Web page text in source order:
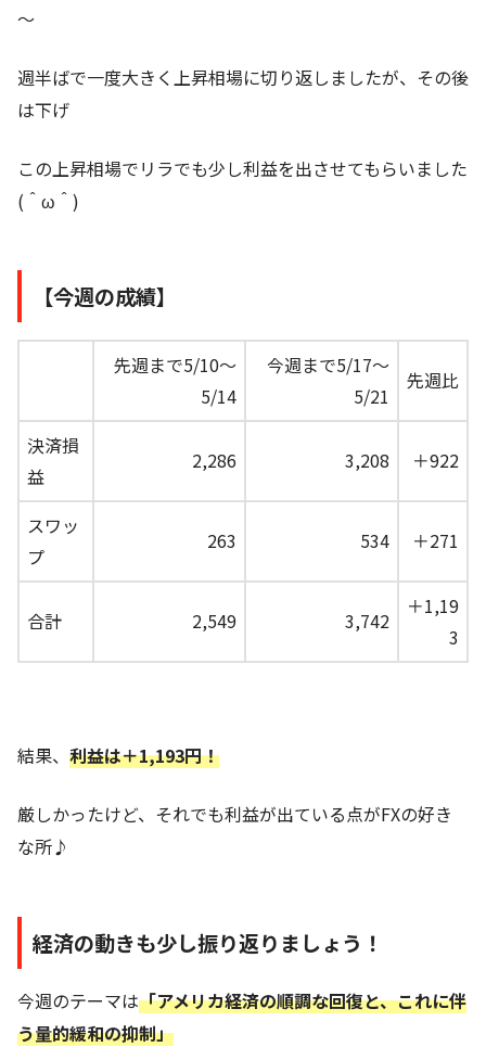
～
週半ばで一度大きく上昇相場に切り返しましたが、その後
は下げ
この上昇相場でリラでも少し利益を出させてもらいました
(＾ω＾)
【今週の成績】
先週まで5/10～
5/14
今週まで5/17～
5/21
先週比
決済損
益
2,286 3,208 ＋922
スワッ
プ
263 534 ＋271
合計 2,549 3,742
＋1,19
3
結果、 利益は＋1,193円！
厳しかったけど、それでも利益が出ている点がFXの好き
な所♪
経済の動きも少し振り返りましょう！
今週のテーマは「アメリカ経済の順調な回復と、これに伴
う量的緩和の抑制」